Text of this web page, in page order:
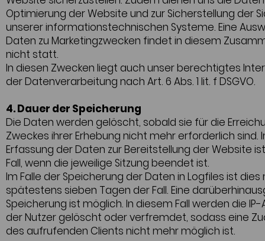
Optimierung der Website und zur Sicherstellung der
unserer informationstechnischen Systeme. Eine
Daten zu Marketingzwecken findet in diesem
nicht statt.
In diesen Zwecken liegt auch unser berechtigtes
der Datenverarbeitung nach Art. 6 Abs. 1 lit. f DSGVO.
4. Dauer der Speicherung
Die Daten werden gelöscht, sobald sie für die
Zweckes ihrer Erhebung nicht mehr erforderlich sind.
Erfassung der Daten zur Bereitstellung der Website
Fall, wenn die jeweilige Sitzung beendet ist.
Im Falle der Speicherung der Daten in Logfiles ist dies
spätestens sieben Tagen der Fall. Eine
Speicherung ist möglich. In diesem Fall werden die
der Nutzer gelöscht oder verfremdet, sodass eine
des aufrufenden Clients nicht mehr möglich ist.